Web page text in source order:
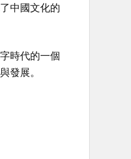
中國文化的
時代的一個
發展。